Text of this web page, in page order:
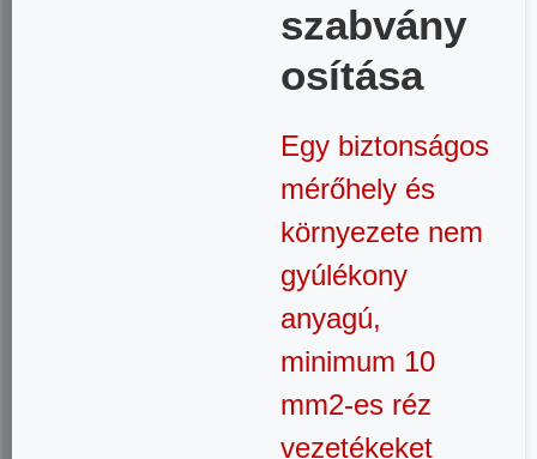
szabvány
osítása
Egy biztonságos
mérőhely és
környezete nem
gyúlékony
anyagú,
minimum 10
mm2-es réz
vezetékeket